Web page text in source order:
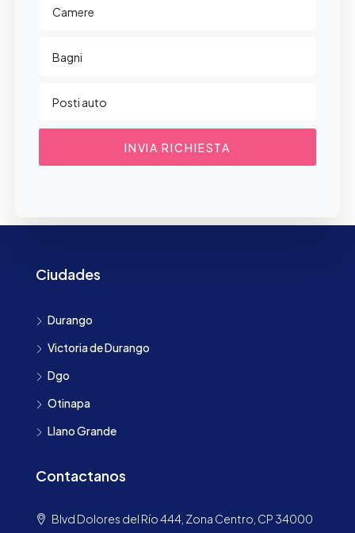
INVIA RICHIESTA
Ciudades
Durango
Victoria de Durango
Dgo
Otinapa
Llano Grande
Contactanos
Blvd Dolores del Río 444, Zona Centro, CP 34000